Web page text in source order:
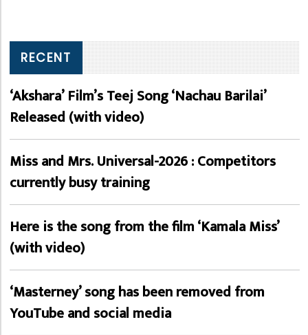
RECENT
‘Akshara’ Film’s Teej Song ‘Nachau Barilai’
Released (with video)
Miss and Mrs. Universal-2026 : Competitors
currently busy training
Here is the song from the film ‘Kamala Miss’
(with video)
‘Masterney’ song has been removed from
YouTube and social media